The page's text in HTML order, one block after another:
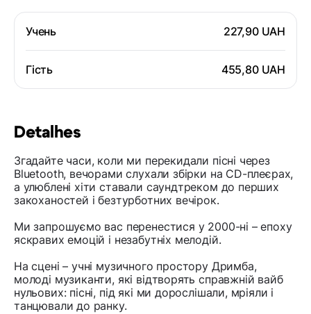
Учень 227,90 UAH
Гість 455,80 UAH
Detalhes
Згадайте часи, коли ми перекидали пісні через
Bluetooth, вечорами слухали збірки на CD-плеєрах,
а улюблені хіти ставали саундтреком до перших
закоханостей і безтурботних вечірок.
Ми запрошуємо вас перенестися у 2000-ні – епоху
яскравих емоцій і незабутніх мелодій.
На сцені – учні музичного простору Дримба,
молоді музиканти, які відтворять справжній вайб
нульових: пісні, під які ми дорослішали, мріяли і
танцювали до ранку.